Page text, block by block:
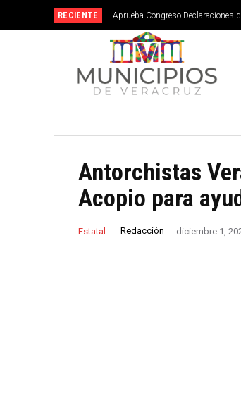
RECIENTE Aprueba Congreso Declaraciones
Antorchistas
Acopio para
Estatal Redacción diciembre 1,